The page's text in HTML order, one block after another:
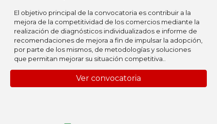
El objetivo principal de la convocatoria es contribuir a la
mejora de la competitividad de los comercios mediante la
realización de diagnósticos individualizados e informe de
recomendaciones de mejora a fin de impulsar la adopción,
por parte de los mismos, de metodologías y soluciones
que permitan mejorar su situación competitiva.
Ver convocatoria